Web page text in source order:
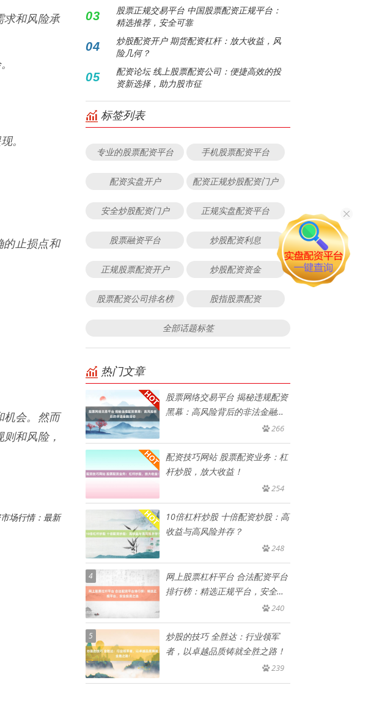
求和风险承
。
的止损点和
机会。然而
和风险，
场行情：最新
03
股票正规交易平台 中国股票配资正规平台：
精选推荐，安全可靠
04
炒股配资开户 期货配资杠杆：放大收益，风
险几何？
05
配资论坛 线上股票配资公司：便捷高效的投
资新选择，助力股市征
标签列表
专业的股票配资平台 手机股票配资平台
配资实盘开户 配资正规炒股配资门户
安全炒股配资门户 正规实盘配资平台
股票融资平台 炒股配资利息
正规股票配资开户 炒股配资资金
股票配资公司排名榜 股指股票配资
全部话题标签
热门文章
股票网络交易平台 揭秘违规配资
黑幕：高风险背后的非法金融活
266
配资技巧网站 股票配资业务：杠
杆炒股，放大收益！
254
10倍杠杆炒股 十倍配资炒股：高
收益与高风险并存？
248
4
网上股票杠杆平台 合法配资平台
排行榜：精选正规平台，安全投
240
5
炒股的技巧 全胜达：行业领军
者，以卓越品质铸就全胜之路！
239